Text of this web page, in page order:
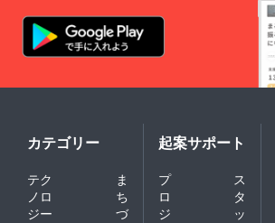
カテゴリー
テク
ノロ
ジー
ま
ち
づ
起案サポート
プ
ロ
ジ
ス
タ
ッ